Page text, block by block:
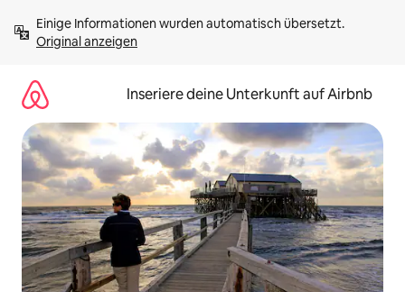
Inhalten
springenOriginal anzeigen
Inseriere deine Unterkunft auf Airbnb